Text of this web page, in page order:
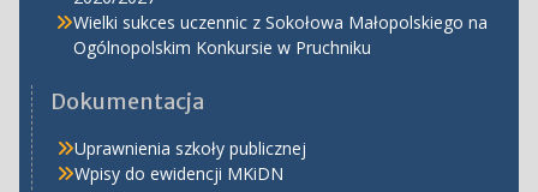
Wielki sukces uczennic z Sokołowa Małopolskiego na
Ogólnopolskim Konkursie w Pruchniku
Dokumentacja
Uprawnienia szkoły publicznej
Wpisy do ewidencji MKiDN